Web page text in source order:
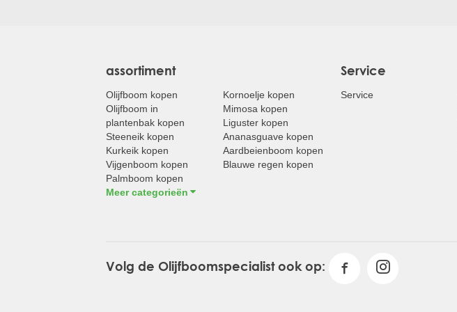
assortiment
Olijfboom kopen
Olijfboom in
plantenbak kopen
Steeneik kopen
Kurkeik kopen
Vijgenboom kopen
Palmboom kopen
Meer categorieën
Kornoelje kopen
Mimosa kopen
Liguster kopen
Ananasguave kopen
Aardbeienboom kopen
Blauwe regen kopen
Service
Service
Volg de Olijfboomspecialist ook op: